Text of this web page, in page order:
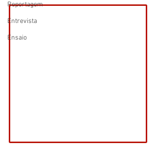
Reportagem
Entrevista
Ensaio